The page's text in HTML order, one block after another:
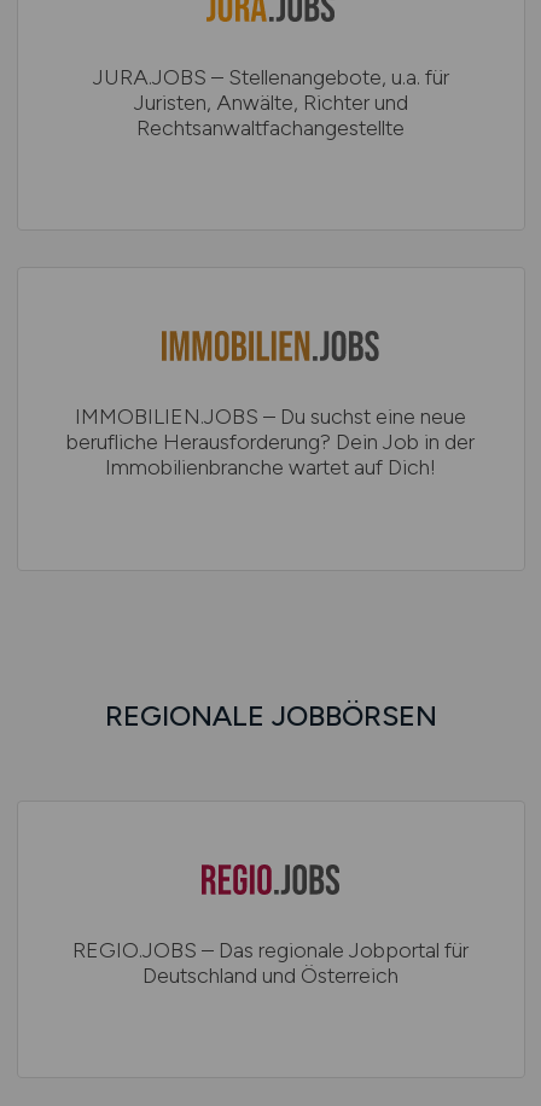
JURA.JOBS – Stellenangebote, u.a. für
Juristen, Anwälte, Richter und
Rechtsanwaltfachangestellte
IMMOBILIEN.JOBS – Du suchst eine neue
berufliche Herausforderung? Dein Job in der
Immobilienbranche wartet auf Dich!
REGIONALE JOBBÖRSEN
REGIO.JOBS – Das regionale Jobportal für
Deutschland und Österreich